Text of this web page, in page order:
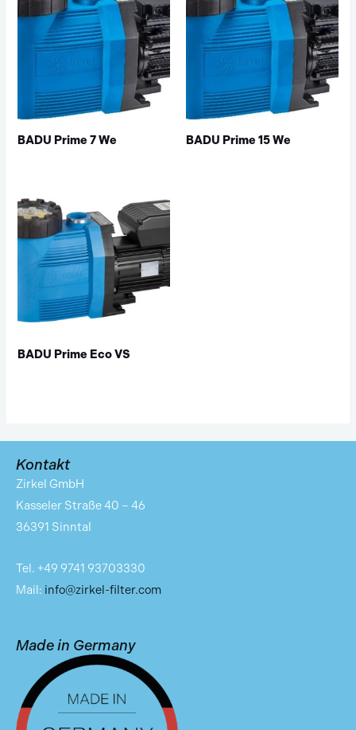
BADU Prime 7 We BADU Prime 15 We
BADU Prime Eco VS
Kontakt
Zirkel GmbH
Kasseler Straße 40 – 46
36391 Sinntal
Tel. +49 9741 93703330
Mail: info@zirkel-filter.com
Made in Germany